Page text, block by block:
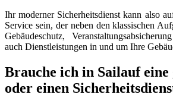
Ihr moderner Sicherheitsdienst kann also
Service sein, der neben den klassischen
Gebäudeschutz,
auch Dienstleistungen in und um Ihre
Brauche ich in Sailauf eine
oder einen